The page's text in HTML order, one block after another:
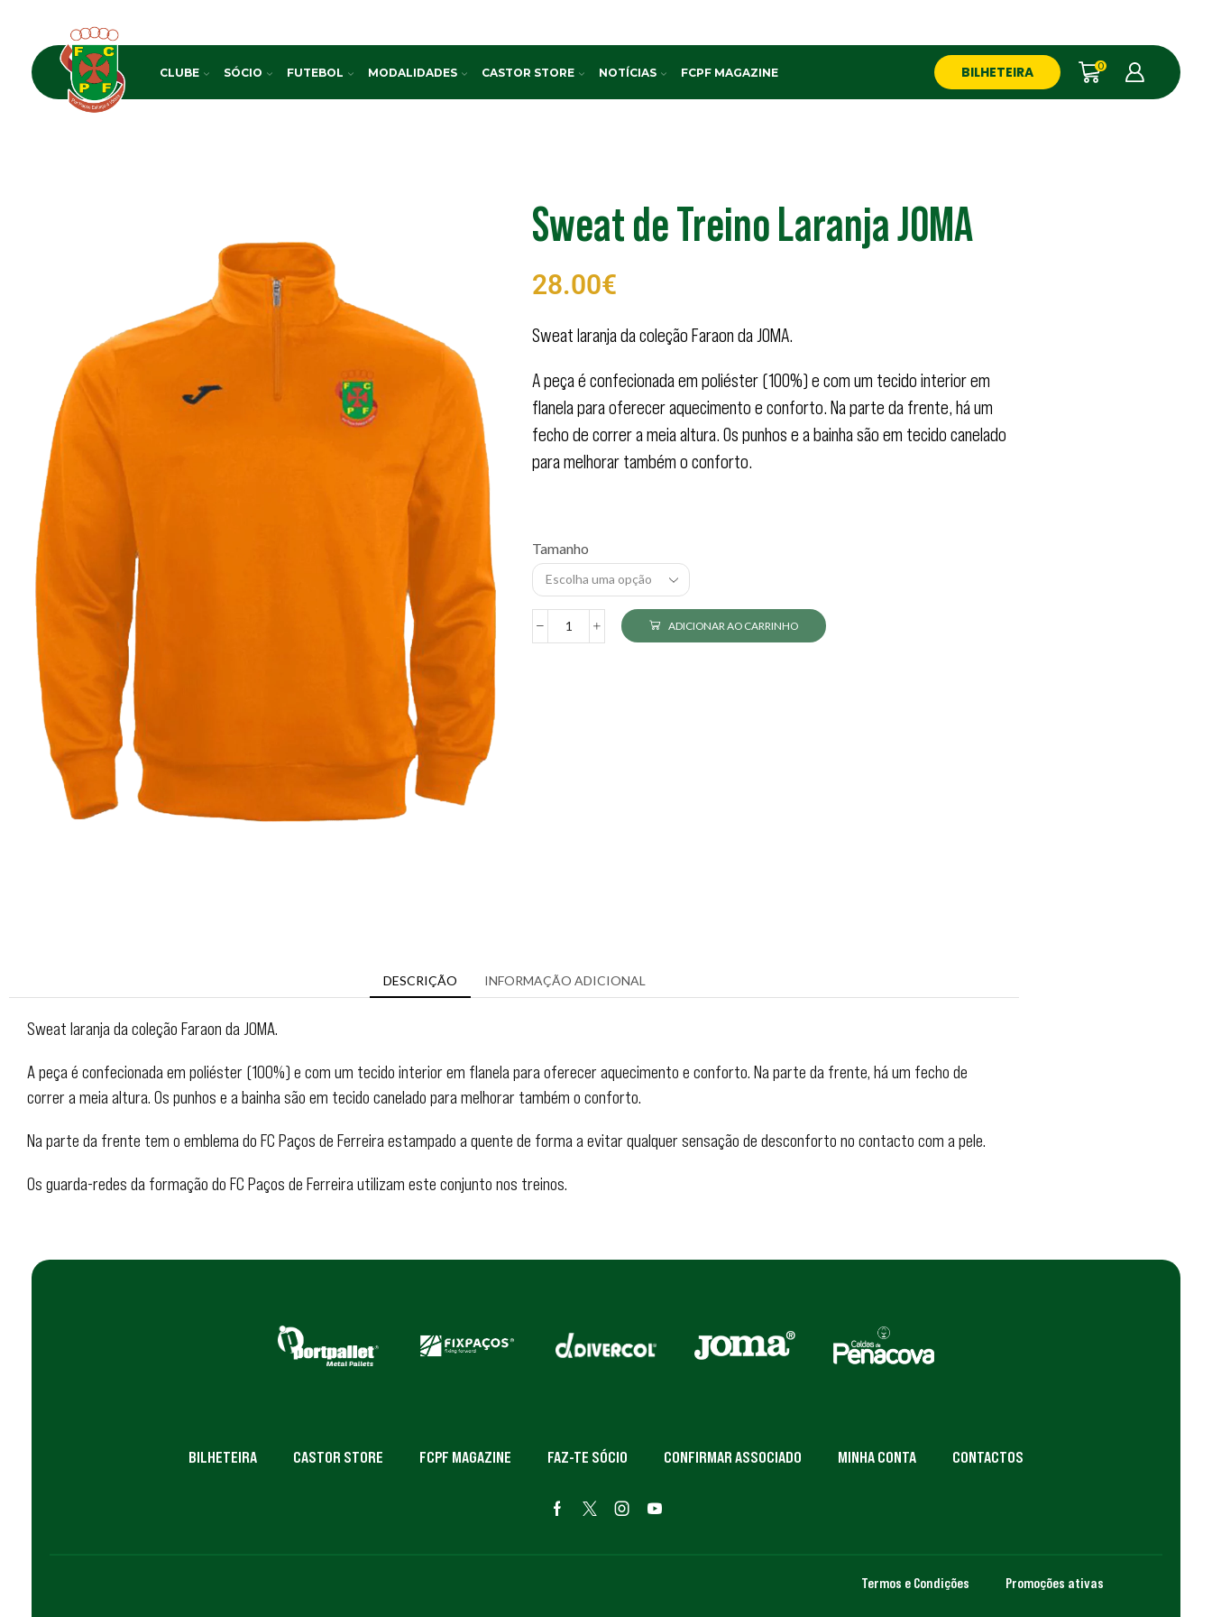
CLUBE SÓCIO FUTEBOL MODALIDADES CASTOR STORE NOTÍCIAS FCPF MAGAZINE BILHETEIRA 0
Sweat de Treino Laranja JOMA
28.00€
Sweat laranja da coleção Faraon da JOMA.
A peça é confecionada em poliéster (100%) e com um tecido interior em
flanela para oferecer aquecimento e conforto. Na parte da frente, há um
fecho de correr a meia altura. Os punhos e a bainha são em tecido canelado
para melhorar também o conforto.
Tamanho
ADICIONAR AO CARRINHO
DESCRIÇÃO INFORMAÇÃO ADICIONAL
Sweat laranja da coleção Faraon da JOMA.
A peça é confecionada em poliéster (100%) e com um tecido interior em flanela para oferecer aquecimento e conforto. Na parte da frente, há um fecho de
correr a meia altura. Os punhos e a bainha são em tecido canelado para melhorar também o conforto.
Na parte da frente tem o emblema do FC Paços de Ferreira estampado a quente de forma a evitar qualquer sensação de desconforto no contacto com a pele.
Os guarda-redes da formação do FC Paços de Ferreira utilizam este conjunto nos treinos.
BILHETEIRA CASTOR STORE FCPF MAGAZINE FAZ-TE SÓCIO CONFIRMAR ASSOCIADO MINHA CONTA CONTACTOS
Termos e Condições Promoções ativas